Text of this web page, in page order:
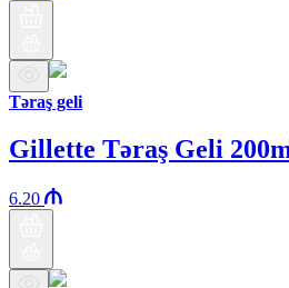
Təraş geli
Gillette Təraş Geli
6.20